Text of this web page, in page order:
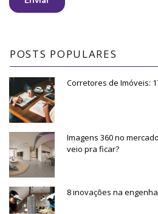
POSTS POPULARES
Corretores de Imóveis:
Imagens 360 no
veio pra ficar?
8 inovações na